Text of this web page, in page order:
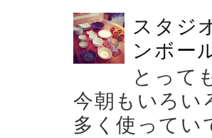
スタジ
ンボー
とって
今朝もいろい
多く使ってい